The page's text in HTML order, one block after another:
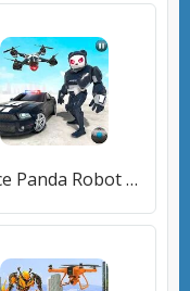
Police Panda Robot Car Transform: Robot Car Games